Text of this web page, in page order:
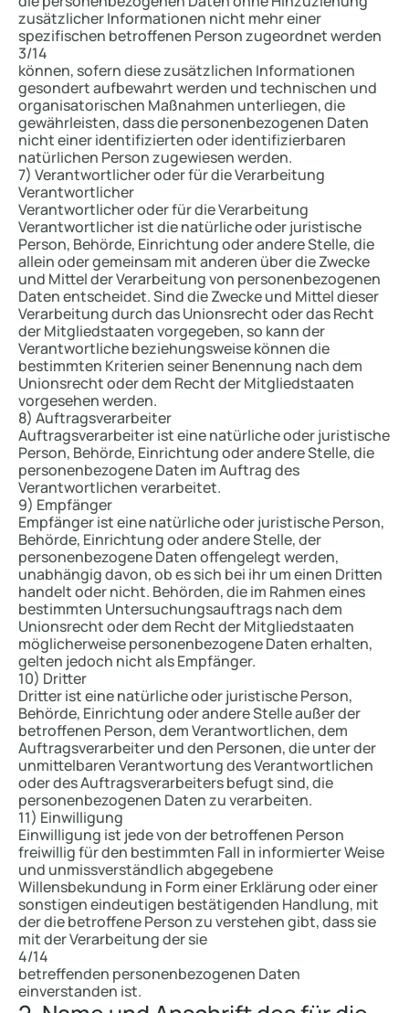
zusätzlicher Informationen nicht mehr einer
spezifischen betroffenen Person zugeordnet werden
3/14
können, sofern diese zusätzlichen Informationen
gesondert aufbewahrt werden und technischen und
organisatorischen Maßnahmen unterliegen, die
gewährleisten, dass die personenbezogenen Daten
nicht einer identifizierten oder identifizierbaren
natürlichen Person zugewiesen werden.
7) Verantwortlicher oder für die Verarbeitung
Verantwortlicher
Verantwortlicher oder für die Verarbeitung
Verantwortlicher ist die natürliche oder juristische
Person, Behörde, Einrichtung oder andere Stelle, die
allein oder gemeinsam mit anderen über die Zwecke
und Mittel der Verarbeitung von personenbezogenen
Daten entscheidet. Sind die Zwecke und Mittel dieser
Verarbeitung durch das Unionsrecht oder das Recht
der Mitgliedstaaten vorgegeben, so kann der
Verantwortliche beziehungsweise können die
bestimmten Kriterien seiner Benennung nach dem
Unionsrecht oder dem Recht der Mitgliedstaaten
vorgesehen werden.
8) Auftragsverarbeiter
Auftragsverarbeiter ist eine natürliche oder juristische
Person, Behörde, Einrichtung oder andere Stelle, die
personenbezogene Daten im Auftrag des
Verantwortlichen verarbeitet.
9) Empfänger
Empfänger ist eine natürliche oder juristische Person,
Behörde, Einrichtung oder andere Stelle, der
personenbezogene Daten offengelegt werden,
unabhängig davon, ob es sich bei ihr um einen Dritten
handelt oder nicht. Behörden, die im Rahmen eines
bestimmten Untersuchungsauftrags nach dem
Unionsrecht oder dem Recht der Mitgliedstaaten
möglicherweise personenbezogene Daten erhalten,
gelten jedoch nicht als Empfänger.
10) Dritter
Dritter ist eine natürliche oder juristische Person,
Behörde, Einrichtung oder andere Stelle außer der
betroffenen Person, dem Verantwortlichen, dem
Auftragsverarbeiter und den Personen, die unter der
unmittelbaren Verantwortung des Verantwortlichen
oder des Auftragsverarbeiters befugt sind, die
personenbezogenen Daten zu verarbeiten.
11) Einwilligung
Einwilligung ist jede von der betroffenen Person
freiwillig für den bestimmten Fall in informierter Weise
und unmissverständlich abgegebene
Willensbekundung in Form einer Erklärung oder einer
sonstigen eindeutigen bestätigenden Handlung, mit
der die betroffene Person zu verstehen gibt, dass sie
mit der Verarbeitung der sie
4/14
betreffenden personenbezogenen Daten
einverstanden ist.